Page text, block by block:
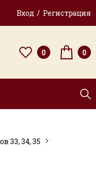
Вход / Регистрация
0 0
33, 34, 35